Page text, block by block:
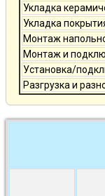
Укладка
Укладка
Монтаж
Монтаж и
Установка/
Разгрузка и